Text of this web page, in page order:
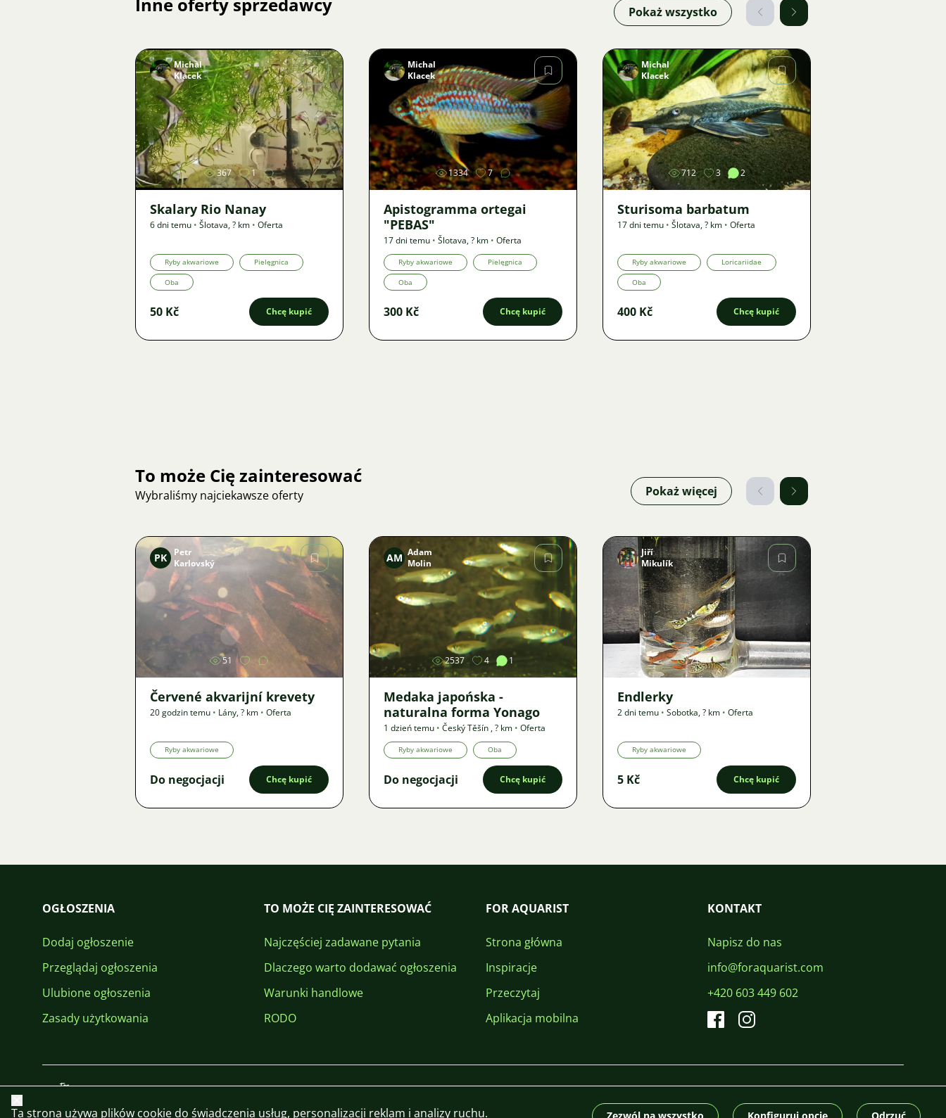
Pokaż wszystko
Zdjęcie
Michal
Klacek
367 1
Skalary Rio Nanay
6 dni temu • Šlotava,? km • Oferta
Ryby akwariowe Pielęgnica
Oba
50 Kč Chcę kupić
Zdjęcie
Michal
Klacek
1334 7
Apistogramma ortegai
"PEBAS"
17 dni temu • Šlotava,? km • Oferta
Ryby akwariowe Pielęgnica
Oba
300 Kč Chcę kupić
Zdjęcie
Michal
Klacek
712 3 2
Sturisoma barbatum
17 dni temu • Šlotava,? km • Oferta
Ryby akwariowe Loricariidae
Oba
400 Kč Chcę kupić
To może Cię zainteresować
Wybraliśmy najciekawsze oferty Pokaż więcej
Zdjęcie
PK
Petr
Karlovský
51
Červené akvarijní krevety
20 godzin temu • Lány,? km • Oferta
Ryby akwariowe
Do negocjacji Chcę kupić
Zdjęcie
AM Adam
Molin
2537 4 1
Medaka japońska -
naturalna forma Yonago
1 dzień temu • Český Těšín ,? km • Oferta
Ryby akwariowe Oba
Do negocjacji Chcę kupić
Zdjęcie
Jiří
Mikulík
71
Endlerky
2 dni temu • Sobotka,? km • Oferta
Ryby akwariowe
5 Kč Chcę kupić
OGŁOSZENIA
Dodaj ogłoszenie
Przeglądaj ogłoszenia
Ulubione ogłoszenia
Zasady użytkowania
TO MOŻE CIĘ ZAINTERESOWAĆ
Najczęściej zadawane pytania
Dlaczego warto dodawać ogłoszenia
Warunki handlowe
RODO
FOR AQUARIST
Strona główna
Inspiracje
Przeczytaj
Aplikacja mobilna
KONTAKT
Napisz do nas
info@foraquarist.com
+420 603 449 602
Zamknij
Ta strona używa plików cookie do świadczenia usług, personalizacji reklam i analizy ruchu.